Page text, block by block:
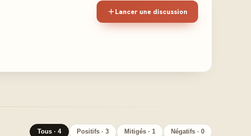
Lancer une discussion
Tous · 4 Positifs · 3 Mitigés · 1 Négatifs · 0